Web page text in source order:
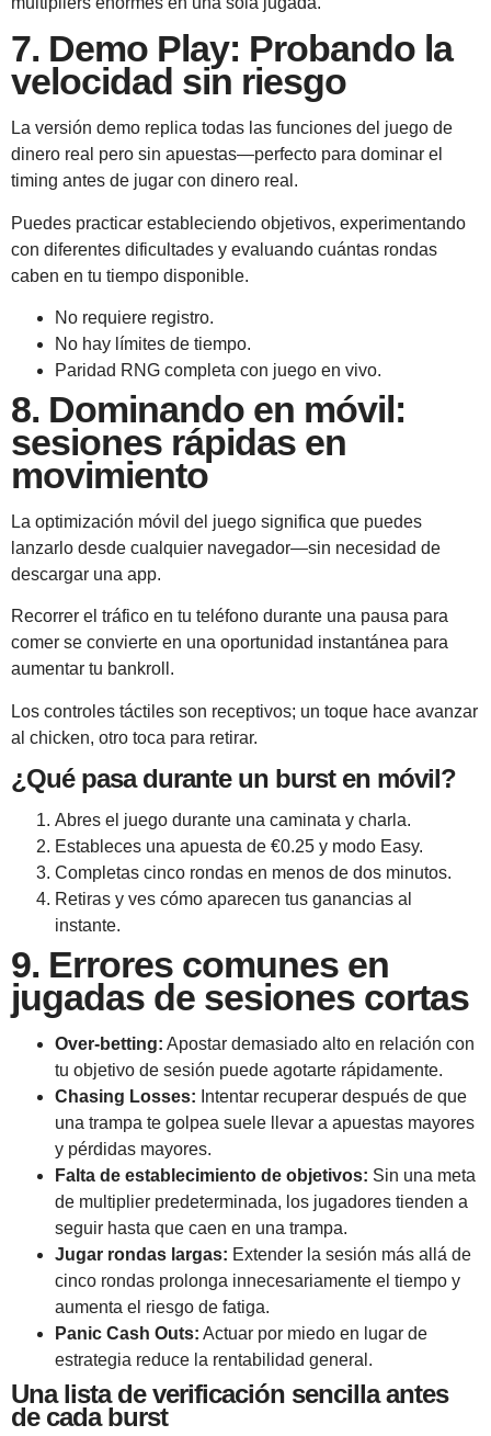
7. Demo Play: Probando la
velocidad sin riesgo
La versión demo replica todas las funciones del juego de
dinero real pero sin apuestas—perfecto para dominar el
timing antes de jugar con dinero real.
Puedes practicar estableciendo objetivos, experimentando
con diferentes dificultades y evaluando cuántas rondas
caben en tu tiempo disponible.
No requiere registro.
No hay límites de tiempo.
Paridad RNG completa con juego en vivo.
8. Dominando en móvil:
sesiones rápidas en
movimiento
La optimización móvil del juego significa que puedes
lanzarlo desde cualquier navegador—sin necesidad de
descargar una app.
Recorrer el tráfico en tu teléfono durante una pausa para
comer se convierte en una oportunidad instantánea para
aumentar tu bankroll.
Los controles táctiles son receptivos; un toque hace avanzar
al chicken, otro toca para retirar.
¿Qué pasa durante un burst en móvil?
Abres el juego durante una caminata y charla.
Estableces una apuesta de €0.25 y modo Easy.
Completas cinco rondas en menos de dos minutos.
Retiras y ves cómo aparecen tus ganancias al
instante.
9. Errores comunes en
jugadas de sesiones cortas
Over‑betting: Apostar demasiado alto en relación con
tu objetivo de sesión puede agotarte rápidamente.
Chasing Losses: Intentar recuperar después de que
una trampa te golpea suele llevar a apuestas mayores
y pérdidas mayores.
Falta de establecimiento de objetivos: Sin una meta
de multiplier predeterminada, los jugadores tienden a
seguir hasta que caen en una trampa.
Jugar rondas largas: Extender la sesión más allá de
cinco rondas prolonga innecesariamente el tiempo y
aumenta el riesgo de fatiga.
Panic Cash Outs: Actuar por miedo en lugar de
estrategia reduce la rentabilidad general.
Una lista de verificación sencilla antes
de cada burst